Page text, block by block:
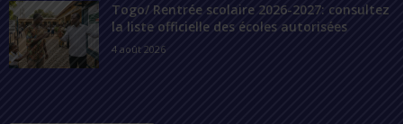
Togo/ Rentrée scolaire 2026-2027: consultez
la liste officielle des écoles autorisées
4 août 2026